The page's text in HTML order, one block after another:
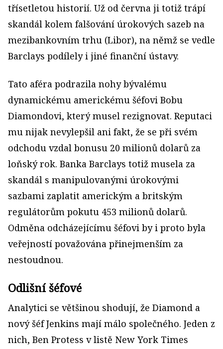
třísetletou historií. Už od června ji totiž trápí
skandál kolem falšování úrokových sazeb na
mezibankovním trhu (Libor), na němž se vedle
Barclays podílely i jiné finanční ústavy.
Tato aféra podrazila nohy bývalému
dynamickému americkému šéfovi Bobu
Diamondovi, který musel rezignovat. Reputaci
mu nijak nevylepšil ani fakt, že se při svém
odchodu vzdal bonusu 20 milionů dolarů za
loňský rok. Banka Barclays totiž musela za
skandál s manipulovanými úrokovými
sazbami zaplatit americkým a britským
regulátorům pokutu 453 milionů dolarů.
Odměna odcházejícímu šéfovi by i proto byla
veřejností považována přinejmenším za
nestoudnou.
Odlišní šéfové
Analytici se většinou shodují, že Diamond a
nový šéf Jenkins mají málo společného. Jeden z
nich, Ben Protess v listě New York Times